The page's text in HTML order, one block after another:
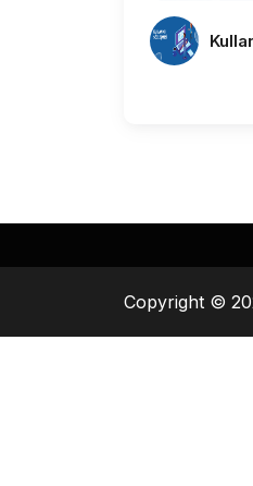
Copyright ©